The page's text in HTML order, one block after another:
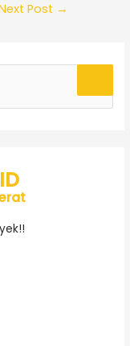
Post →